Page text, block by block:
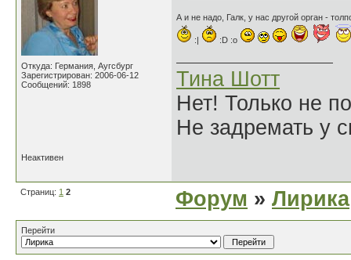
Откуда: Германия, Аугсбург
Зарегистрирован: 2006-06-12
Сообщений: 1898
А и не надо, Галк, у нас другой орган -
:| :D :o
Тина Шотт
Нет! Только не
Не задремать у
Неактивен
Страниц: 1 2 Форум » Лирика
Перейти